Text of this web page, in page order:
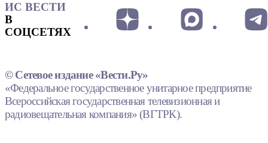
ИС ВЕСТИ
В
СОЦСЕТЯХ
© Сетевое издание «Вести.Ру»
«Федеральное государственное унитарное предприятие
Всероссийская государственная телевизионная и
радиовещательная компания» (ВГТРК).